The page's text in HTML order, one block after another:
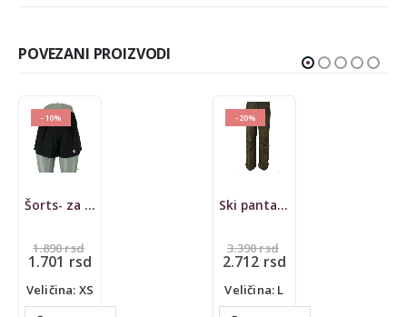
POVEZANI PROIZVODI
-20%
3.390
2.712
Veličina: L
1.590
DODAJ U KORPU